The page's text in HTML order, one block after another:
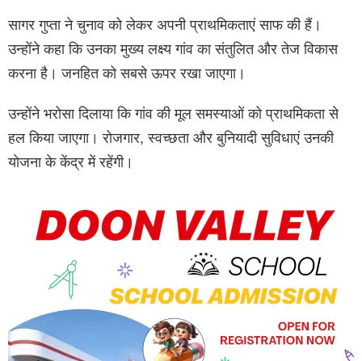
सागर गुप्ता ने चुनाव को लेकर अपनी प्राथमिकताएं साफ की हैं।
उन्होंने कहा कि उनका मुख्य लक्ष्य गांव का संतुलित और तेज विकास
करना है। जनहित को सबसे ऊपर रखा जाएगा।
उन्होंने भरोसा दिलाया कि गांव की मूल समस्याओं को प्राथमिकता से
हल किया जाएगा। रोजगार, स्वच्छता और बुनियादी सुविधाएं उनकी
योजना के केंद्र में रहेंगी।